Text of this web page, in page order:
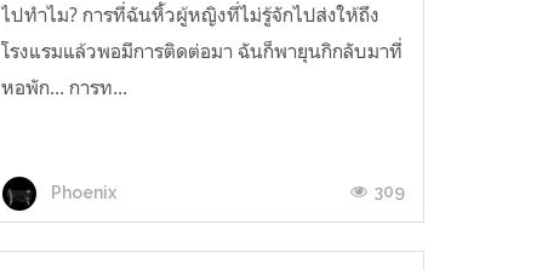
ไปทำไม? การที่ฉันหิ้วผู้หญิงที่ไม่รู้จักไปส่งให้ถึง
โรงแรมแล้วพอมีการติดต่อมา ฉันก็พายุนกิกลับมาที่
หอพัก... การท...
Phoenix 309